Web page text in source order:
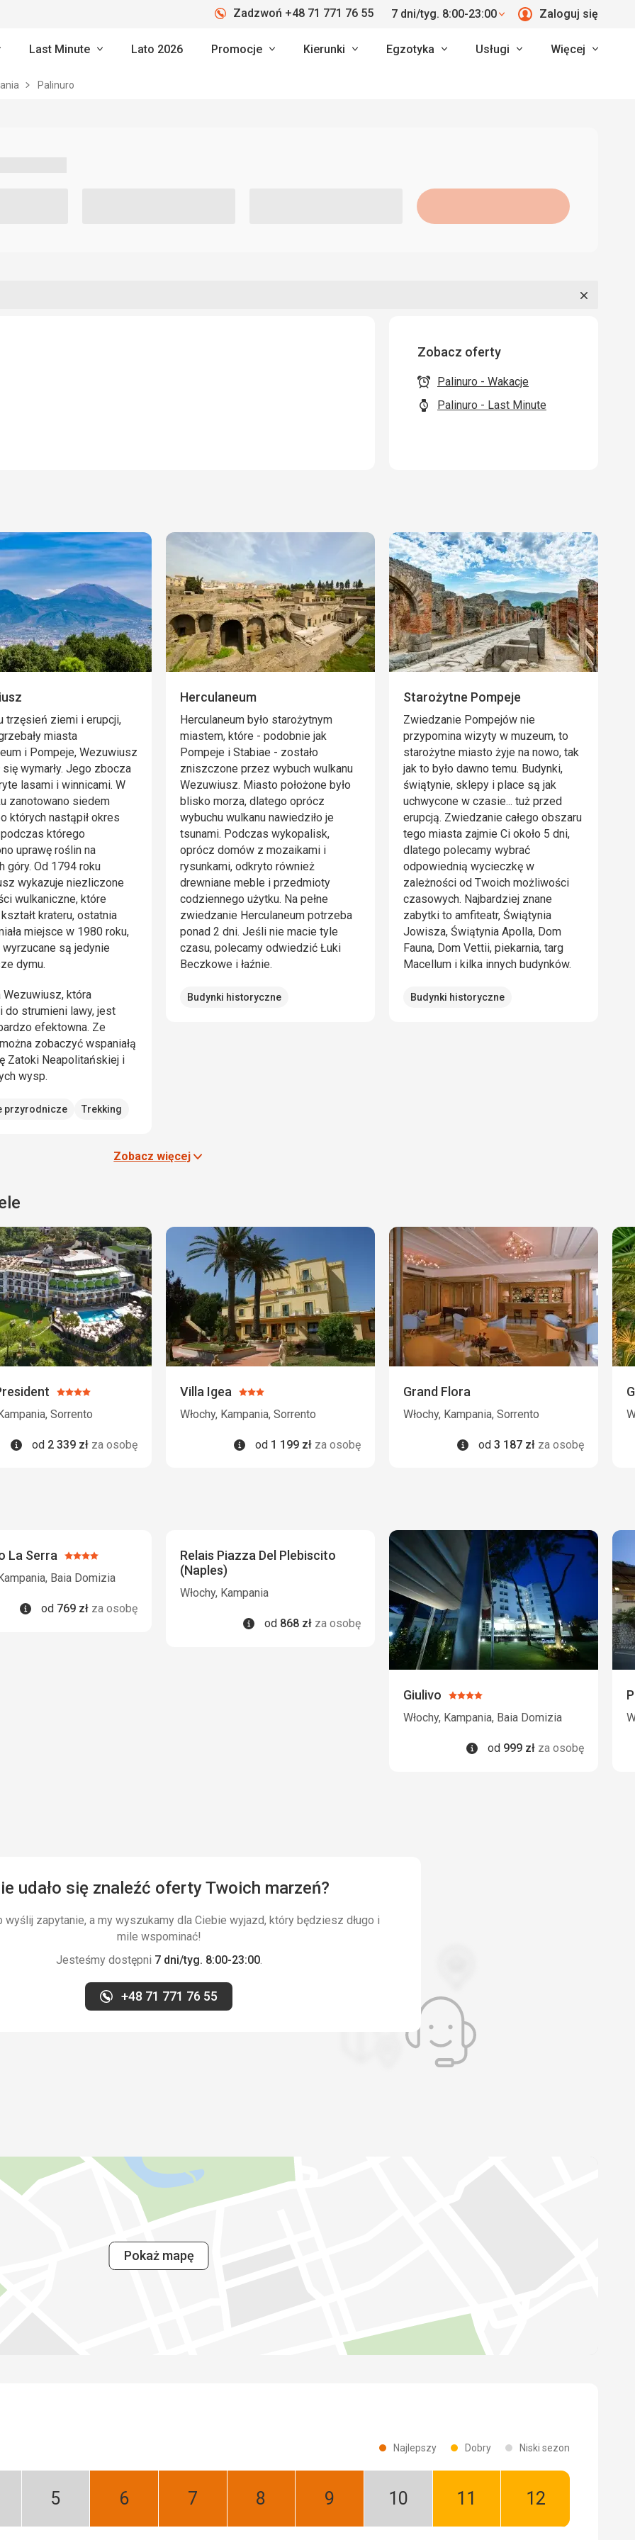
Zadzwoń +48 71 771 76 55 7 dni/tyg. 8:00-23:00 Zaloguj się
Last Minute Lato 2026 Promocje Kierunki Egzotyka Usługi Więcej
Palinuro
Zobacz oferty
Palinuro - Wakacje
Palinuro - Last Minute
trzęsień ziemi i erupcji,
miasta
i Pompeje, Wezuwiusz
się wymarły. Jego zbocza
lasami i winnicami. W
zanotowano siedem
których nastąpił okres
którego
uprawę roślin na
góry. Od 1794 roku
wykazuje niezliczone
wulkaniczne, które
krateru, ostatnia
miejsce w 1980 roku,
są jedynie
dymu.
Wezuwiusz, która
do strumieni lawy, jest
efektowna. Ze
zobaczyć wspaniałą
Zatoki Neapolitańskiej i
wysp.
przyrodnicze Trekking
Herculaneum
Herculaneum było starożytnym
miastem, które - podobnie jak
Pompeje i Stabiae - zostało
zniszczone przez wybuch wulkanu
Wezuwiusz. Miasto położone było
blisko morza, dlatego oprócz
wybuchu wulkanu nawiedziło je
tsunami. Podczas wykopalisk,
oprócz domów z mozaikami i
rysunkami, odkryto również
drewniane meble i przedmioty
codziennego użytku. Na pełne
zwiedzanie Herculaneum potrzeba
ponad 2 dni. Jeśli nie macie tyle
czasu, polecamy odwiedzić Łuki
Beczkowe i łaźnie.
Budynki historyczne
Starożytne Pompeje
Zwiedzanie Pompejów nie
przypomina wizyty w muzeum, to
starożytne miasto żyje na nowo, tak
jak to było dawno temu. Budynki,
świątynie, sklepy i place są jak
uchwycone w czasie... tuż przed
erupcją. Zwiedzanie całego obszaru
tego miasta zajmie Ci około 5 dni,
dlatego polecamy wybrać
odpowiednią wycieczkę w
zależności od Twoich możliwości
czasowych. Najbardziej znane
zabytki to amfiteatr, Świątynia
Jowisza, Świątynia Apolla, Dom
Fauna, Dom Vettii, piekarnia, targ
Macellum i kilka innych budynków.
Budynki historyczne
Zobacz więcej
Ocena:
4/5
Sorrento
Informacje
od 2 339 zł za osobę
Villa Igea Ocena:
3/5
Włochy, Kampania, Sorrento
Informacje
od 1 199 zł za osobę
Grand Flora
Włochy, Kampania, Sorrento
Informacje
od 3 187 zł za osobę
La Serra Ocena:
4/5
Baia Domizia
Informacje
od 769 zł za osobę
Relais Piazza Del Plebiscito
(Naples)
Włochy, Kampania
Informacje
od 868 zł za osobę
Giulivo Ocena:
4/5
Włochy, Kampania, Baia Domizia
Informacje
od 999 zł za osobę
udało się znaleźć oferty Twoich marzeń?
wyślij zapytanie, a my wyszukamy dla Ciebie wyjazd, który będziesz długo i
mile wspominać!
Jesteśmy dostępni 7 dni/tyg. 8:00-23:00.
+48 71 771 76 55
Pokaż mapę
Najlepszy Dobry Niski sezon
Maj:
Czerwiec:
Lipiec:
Sierpień:
Wrzesień:
Październik:
Listopad:
Grudzień: